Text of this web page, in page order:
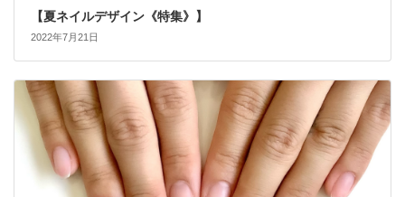
【夏ネイルデザイン《特集》】
2022年7月21日